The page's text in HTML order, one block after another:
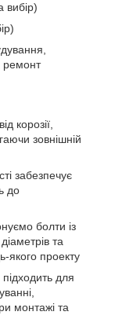
вибір)
ремонт
корозії,
зовнішній
забезпечує
до
болти із
та
якого проекту
для
монтажі та